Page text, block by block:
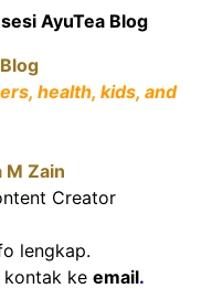
AyuTea Blog
health, kids, and
M Zain
Creator
lengkap.
kontak ke email.